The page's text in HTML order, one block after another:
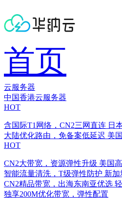
首页
云服务器
中国香港云服务器
HOT
含国际T1网络，CN2三网直连 日
大陆优化路由，免备案低延迟 美
HOT
CN2大带宽，资源弹性升级 美国
智能流量清洗，T级弹性防护 新加
CN2精品带宽，出海东南亚优选
独享200M优化带宽，弹性配置